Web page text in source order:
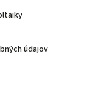
údajov